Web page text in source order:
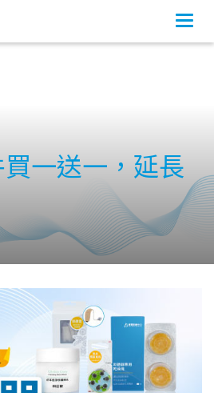
一送一，延長